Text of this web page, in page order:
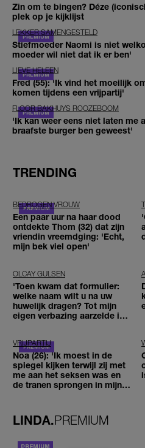
Zin om te bingen? Déze
plek op je kijklijst
LEKKER SAMENGESTELD
Stiefmoeder Naomi is niet
moeder wil niet dat ik er ben'
LIEVE HELEEN
Fred (55): 'Ik vind het moeilijk
komen tijdens een vrijpartij'
FLOOR BAKHUYS ROOZEBOOM
'Ik kan weer eens niet laten me
braafste burger ben geweest'
TRENDING
BEDROGEN VROUW
Een paar uur na haar dood
ontdekte Thom (32) dat zijn
vriendin vreemdging: 'Echt,
mijn bek viel open'
OLCAY GULSEN
'Toen kwam dat formulier:
welke naam wilt u na uw
huwelijk dragen? Tot mijn
eigen verbazing aarzelde ik
VRIJPARTIJ
Noa (26): 'Ik moest in de
spiegel kijken terwijl zij met
me aan het seksen was en
de tranen sprongen in mijn
LINDA.PREMIUM